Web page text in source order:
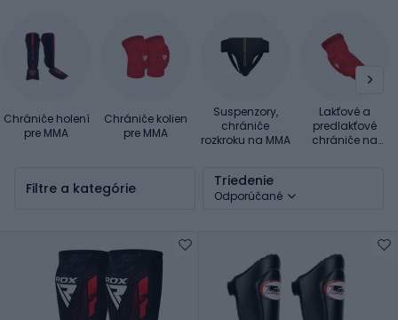
Chrániče holení
pre MMA
Chrániče kolien
pre MMA
Suspenzory,
chrániče
rozkroku na MMA
Lakťové a
predlakťové
chrániče na
Filtre a kategórie Triedenie
Odporúčané